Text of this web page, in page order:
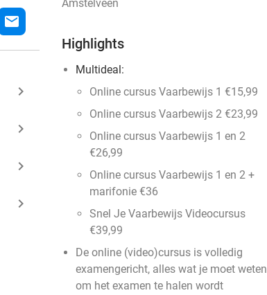
mail
keyboard_arrow_right
keyboard_arrow_right
keyboard_arrow_right
keyboard_arrow_right
Amstelveen
Highlights
Multideal:
Online cursus Vaarbewijs 1 €15,99
Online cursus Vaarbewijs 2 €23,99
Online cursus Vaarbewijs 1 en 2
€26,99
Online cursus Vaarbewijs 1 en 2 +
marifonie €36
Snel Je Vaarbewijs Videocursus
€39,99
De online (video)cursus is volledig
examengericht, alles wat je moet weten
om het examen te halen wordt